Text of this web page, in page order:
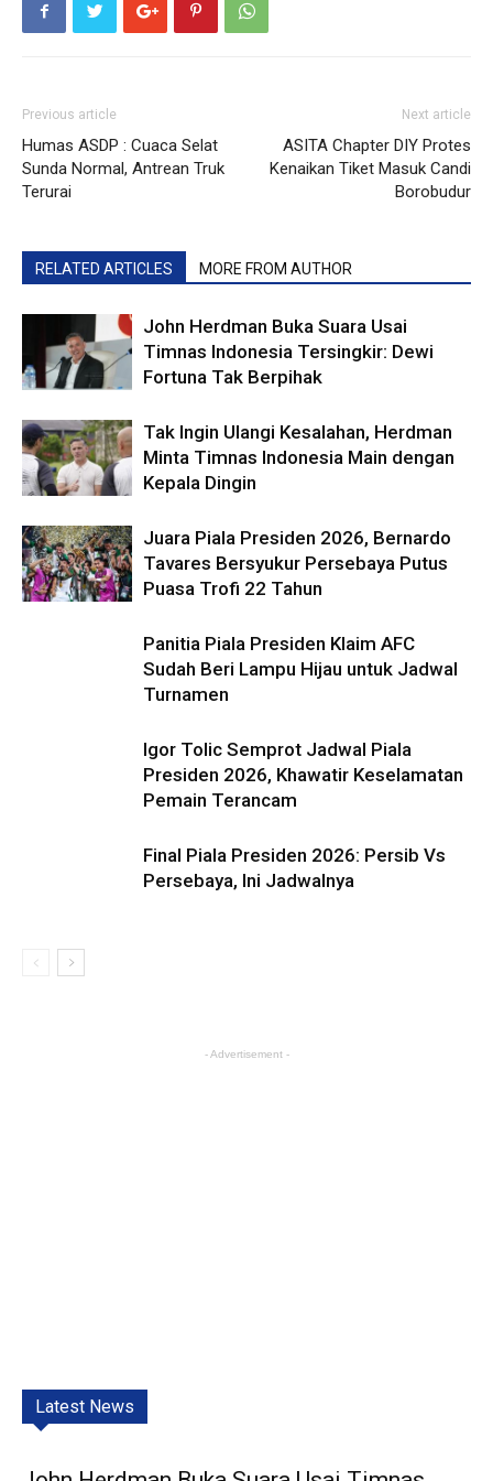
Previous article
Humas ASDP : Cuaca Selat
Sunda Normal, Antrean Truk
Terurai
Next article
ASITA Chapter DIY Protes
Kenaikan Tiket Masuk Candi
Borobudur
RELATED ARTICLES MORE FROM AUTHOR
John Herdman Buka Suara Usai
Timnas Indonesia Tersingkir: Dewi
Fortuna Tak Berpihak
Tak Ingin Ulangi Kesalahan, Herdman
Minta Timnas Indonesia Main dengan
Kepala Dingin
Juara Piala Presiden 2026, Bernardo
Tavares Bersyukur Persebaya Putus
Puasa Trofi 22 Tahun
Panitia Piala Presiden Klaim AFC
Sudah Beri Lampu Hijau untuk Jadwal
Turnamen
Igor Tolic Semprot Jadwal Piala
Presiden 2026, Khawatir Keselamatan
Pemain Terancam
Final Piala Presiden 2026: Persib Vs
Persebaya, Ini Jadwalnya
- Advertisement -
Latest News